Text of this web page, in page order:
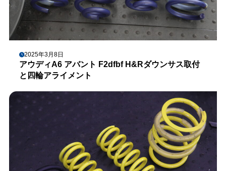
2025年3月8日
アウディA6 アバント F2dfbf H&Rダウンサス取付
と四輪アライメント